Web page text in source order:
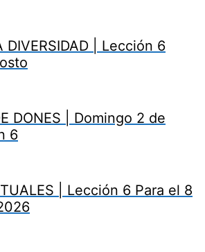
DIVERSIDAD | Lección 6
DONES | Domingo 2 de
6
| Lección 6 Para el 8